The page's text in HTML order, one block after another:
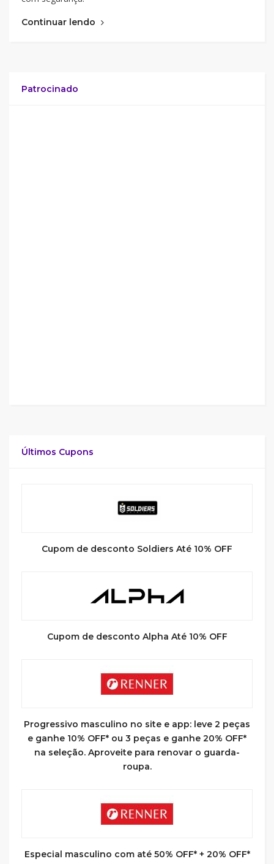
Continuar lendo
Patrocinado
Últimos Cupons
Cupom de desconto Soldiers Até 10% OFF
Cupom de desconto Alpha Até 10% OFF
Progressivo masculino no site e app: leve 2 peças
e ganhe 10% OFF* ou 3 peças e ganhe 20% OFF*
na seleção. Aproveite para renovar o guarda-
roupa.
Especial masculino com até 50% OFF* + 20% OFF*